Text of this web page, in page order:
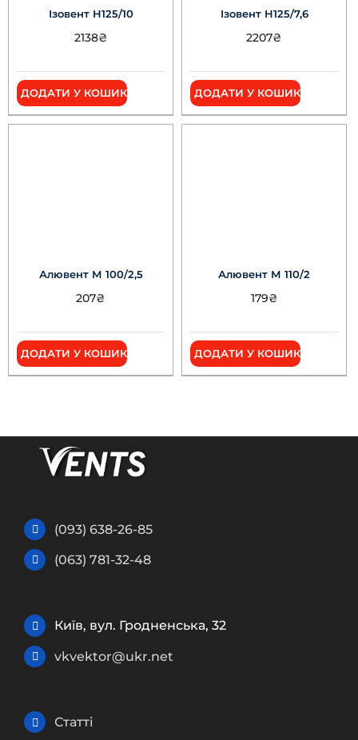
Ізовент Н125/10
2138₴
ДОДАТИ У КОШИК
Ізовент Н125/7,6
2207₴
ДОДАТИ У КОШИК
Алювент М 100/2,5
207₴
ДОДАТИ У КОШИК
Алювент М 110/2
179₴
ДОДАТИ У КОШИК
(093) 638-26-85
(063) 781-32-48
Київ, вул. Гродненська, 32
vkvektor@ukr.net
Статті